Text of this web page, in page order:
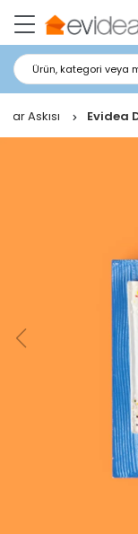
Ürün, kategori veya
Askısı Evidea